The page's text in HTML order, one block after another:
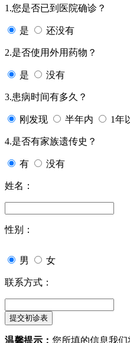
1.您是否已到医院确诊？
是 还没有
2.是否使用外用药物？
是 没有
3.患病时间有多久？
刚发现 半年内 1年
4.是否有家族遗传史？
有 没有
姓名：
性别：
男 女
联系方式：
温馨提示： 您所填的信息我